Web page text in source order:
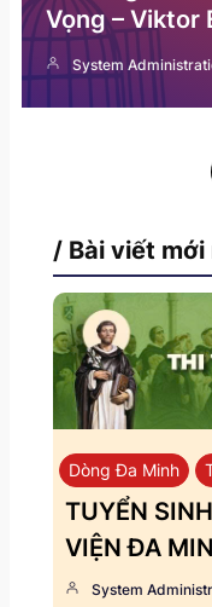
Vọng – Viktor
System
/ Bài viết mới
Dòng Đa Minh
TUYỂN
VIỆN ĐA
System